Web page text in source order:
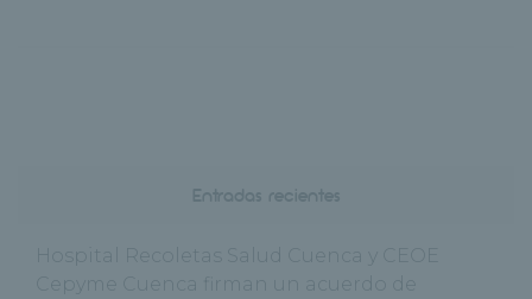
Hospital Recoletas Salud Cuenca y CEOE
Cepyme Cuenca firman un acuerdo de